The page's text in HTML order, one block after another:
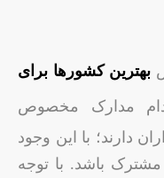
بهترین کشورها برای
مدارک مخصوص
دارند؛ با این وجود
مشترک باشد. با توجه